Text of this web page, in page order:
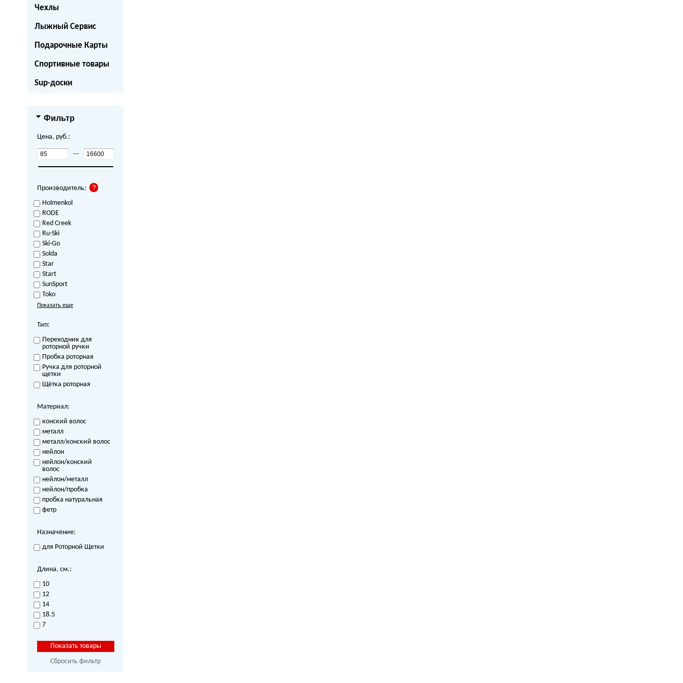
Чехлы
Лыжный Сервис
Подарочные Карты
Спортивные товары
Sup-доски
Фильтр
Цена, руб.:
—
Производитель:
Holmenkol
RODE
Red Creek
Ru-Ski
Ski-Go
Solda
Star
Start
SunSport
Toko
Показать еще
Тип:
Переходник для
роторной ручки
Пробка роторная
Ручка для роторной
щетки
Щётка роторная
Материал:
конский волос
металл
металл/конский волос
нейлон
нейлон/конский
волос
нейлон/металл
нейлон/пробка
пробка натуральная
фетр
Назначение:
для Роторной Щетки
Длина, см.:
10
12
14
18.5
7
Сбросить фильтр